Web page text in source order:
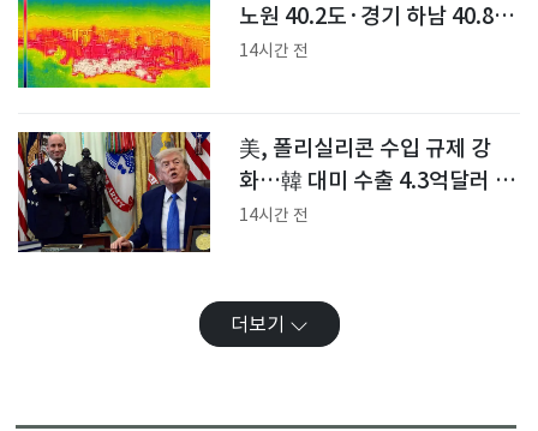
노원 40.2도·경기 하남 40.8도
(종합)
14시간 전
美, 폴리실리콘 수입 규제 강
화…韓 대미 수출 4.3억달러 영
향권
14시간 전
더보기